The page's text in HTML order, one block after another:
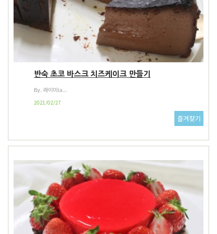
반숙 초코 바스크 치즈케이크 만들기
By. 라이미la...
2021/02/27